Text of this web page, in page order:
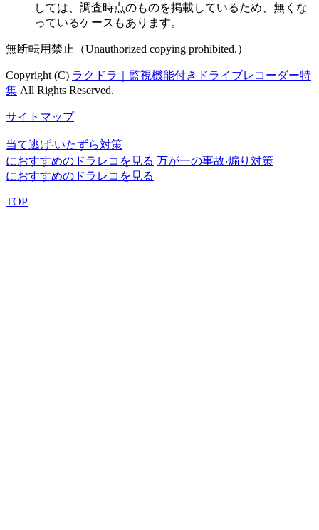
しては、調査時点のものを掲載しているため、無くな
っているケースもあります。
無断転用禁止（Unauthorized copying prohibited.）
Copyright (C) ラクドラ｜監視機能付きドライブレコーダー特
集 All Rights Reserved.
サイトマップ
当て逃げ‧いたずら対策
におすすめのドラレコを見る 万が⼀の事故‧煽り対策
におすすめのドラレコを見る
TOP